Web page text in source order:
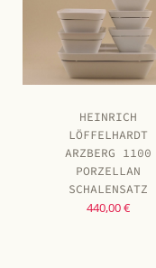
HEINRICH
LÖFFELHARDT
ARZBERG 1100
PORZELLAN
SCHALENSATZ
440,00 €